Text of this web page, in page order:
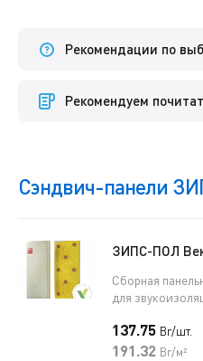
Рекомендации по
Рекомендуем
Сэндвич-панели
ЗИПС-ПОЛ
Сборная
для
137.75 Br/шт.
191.32 Br/м²